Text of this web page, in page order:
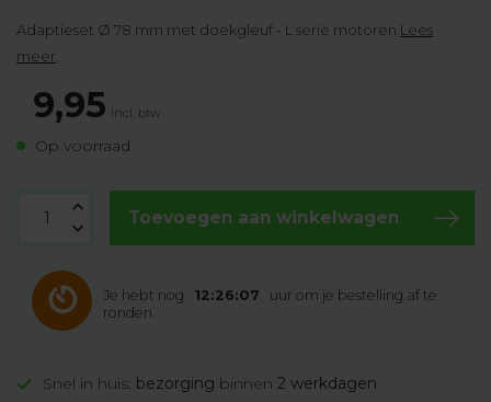
Adaptieset Ø 78 mm met doekgleuf - L serie motoren Lees
meer
9,95 Incl. btw
Op voorraad
Toevoegen aan winkelwagen
Je hebt nog 12:26:06
uur om je bestelling af te
ronden.
Snel in huis: bezorging binnen 2 werkdagen